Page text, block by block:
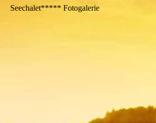
Seechalet***** Fotogalerie